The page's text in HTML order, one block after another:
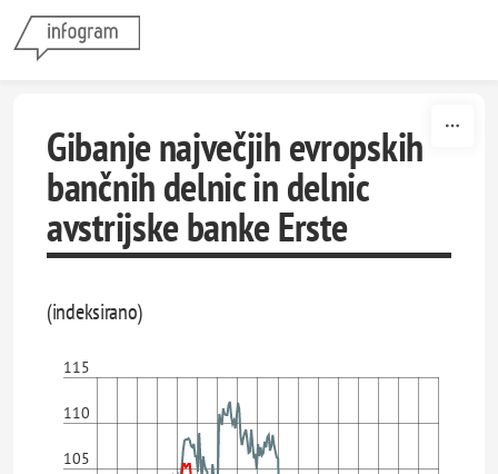
Gibanje največjih evropskih
bančnih delnic in delnic
avstrijske banke Erste
(indeksirano)
105
110
115